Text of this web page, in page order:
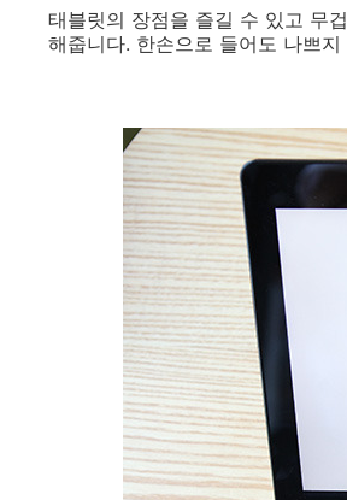
태블릿의 장점을 즐길 수 있고 무
해줍니다. 한손으로 들어도 나쁘